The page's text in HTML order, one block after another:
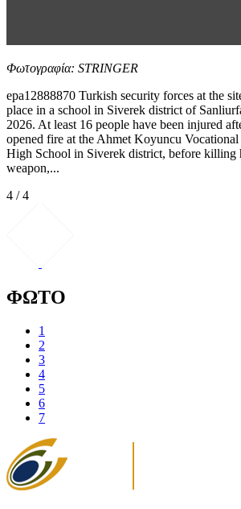
Φωτογραφία: STRINGER
epa12888870 Turkish security forces at the
place in a school in Siverek district of
2026. At least 16 people have been injured
opened fire at the Ahmet Koyuncu
High School in Siverek district, before killing
weapon,...
4 / 4
ΦΩΤΟ
1
2
3
4
5
6
7